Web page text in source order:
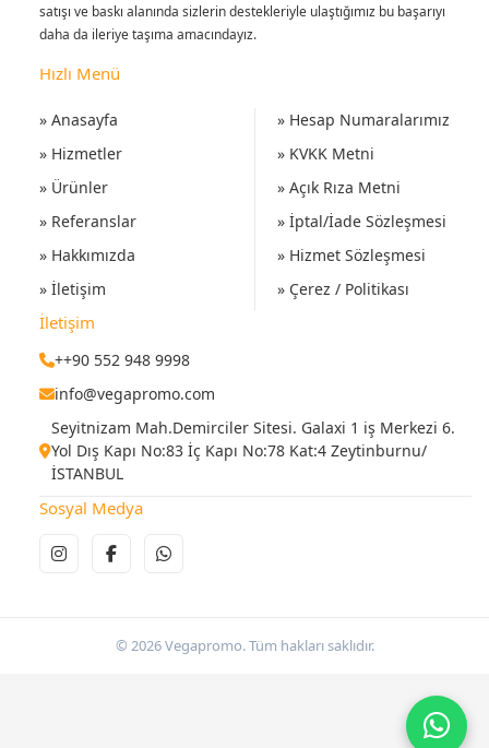
satışı ve baskı alanında sizlerin destekleriyle ulaştığımız bu başarıyı
daha da ileriye taşıma amacındayız.
Hızlı Menü
» Anasayfa
» Hizmetler
» Ürünler
» Referanslar
» Hakkımızda
» İletişim
» Hesap Numaralarımız
» KVKK Metni
» Açık Rıza Metni
» İptal/İade Sözleşmesi
» Hizmet Sözleşmesi
» Çerez / Politikası
İletişim
++90 552 948 9998
info@vegapromo.com
Seyitnizam Mah.Demirciler Sitesi. Galaxi 1 iş Merkezi 6.
Yol Dış Kapı No:83 İç Kapı No:78 Kat:4 Zeytinburnu/
İSTANBUL
Sosyal Medya
© 2026 Vegapromo. Tüm hakları saklıdır.